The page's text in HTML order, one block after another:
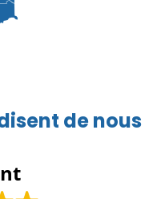
de nous